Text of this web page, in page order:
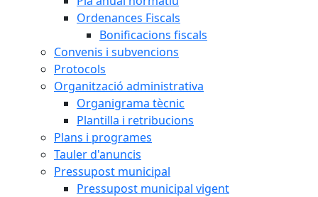
Ordenances Fiscals
Bonificacions fiscals
Convenis i subvencions
Protocols
Organització administrativa
Organigrama tècnic
Plantilla i retribucions
Plans i programes
Tauler d'anuncis
Pressupost municipal
Pressupost municipal vigent